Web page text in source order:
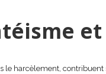
le harcèlement, contribuent